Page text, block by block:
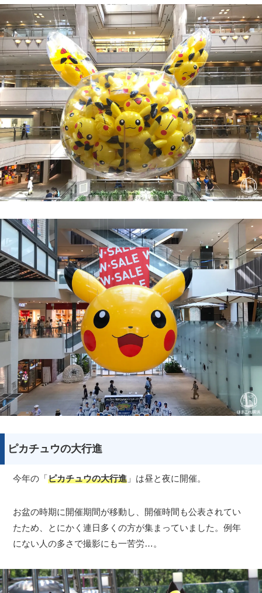
ピカチュウの大行進
今年の「ピカチュウの大行進 」は昼と夜に開催。
お盆の時期に開催期間が移動し、開催時間も公表されてい
たため、とにかく連日多くの方が集まっていました。例年
にない人の多さで撮影にも一苦労…。